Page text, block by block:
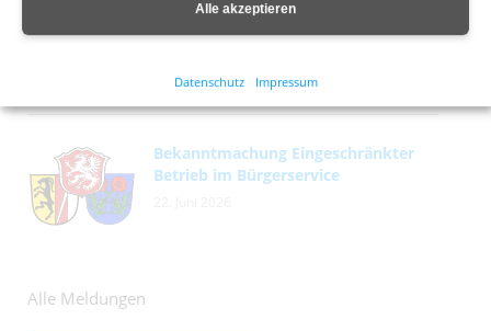
Bekanntmachung Wildtiere
22. Juni 2026
Bekanntmachung Eingeschränkter
Betrieb im Bürgerservice
Alle Meldungen
Alle akzeptieren
Datenschutz Impressum